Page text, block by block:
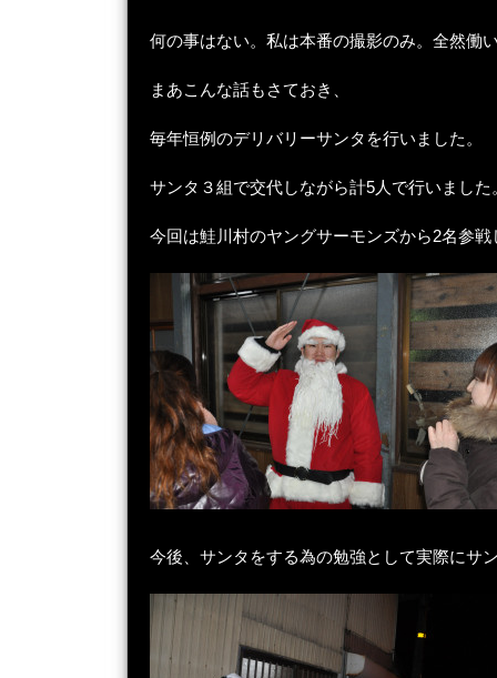
何の事はない。私は本番の撮影のみ。全然働
まあこんな話もさておき、
毎年恒例のデリバリーサンタを行いました。
サンタ３組で交代しながら計5人で行いました
今回は鮭川村のヤングサーモンズから2名参
今後、サンタをする為の勉強として実際にサ